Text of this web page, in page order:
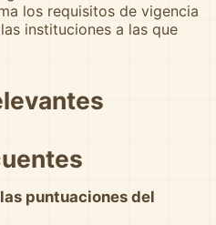
los requisitos de vigencia
instituciones a las que
puntuaciones del